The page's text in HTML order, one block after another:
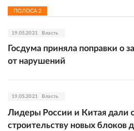
ПОЛОСА2
19.05.2021 Власть
Госдума приняла поправки о
от нарушений
19.05.2021 Власть
Лидеры России и Китая дали
строительству новых блоков